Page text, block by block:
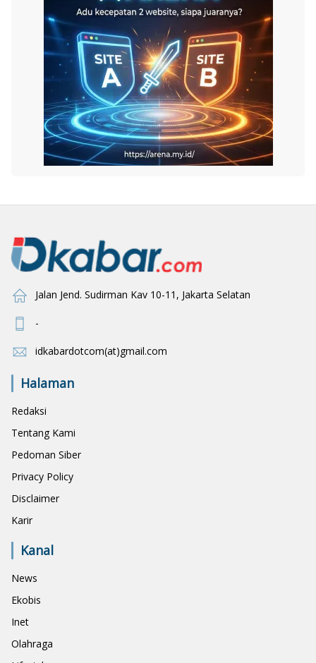
Jalan Jend. Sudirman Kav 10-11, Jakarta Selatan
-
idkabardotcom(at)gmail.com
Halaman
Redaksi
Tentang Kami
Pedoman Siber
Privacy Policy
Disclaimer
Karir
Kanal
News
Ekobis
Inet
Olahraga